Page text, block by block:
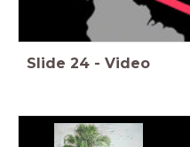
Slide 24 - Video